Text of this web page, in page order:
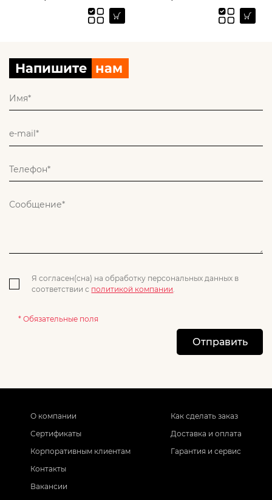
Напишите нам
Я согласен(сна) на обработку персональных данных в
соответствии с политикой компании.
* Обязательные поля
Отправить
О компании
Сертификаты
Корпоративным клиентам
Контакты
Вакансии
Как сделать заказ
Доставка и оплата
Гарантия и сервис